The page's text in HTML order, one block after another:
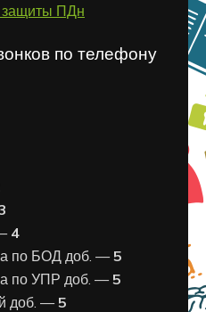
защиты ПДн
по телефону
4
по БОД доб. —5
по УПР доб. —5
доб. —5